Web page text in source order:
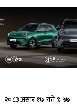
२०८३ असार १७ गते ९:५७